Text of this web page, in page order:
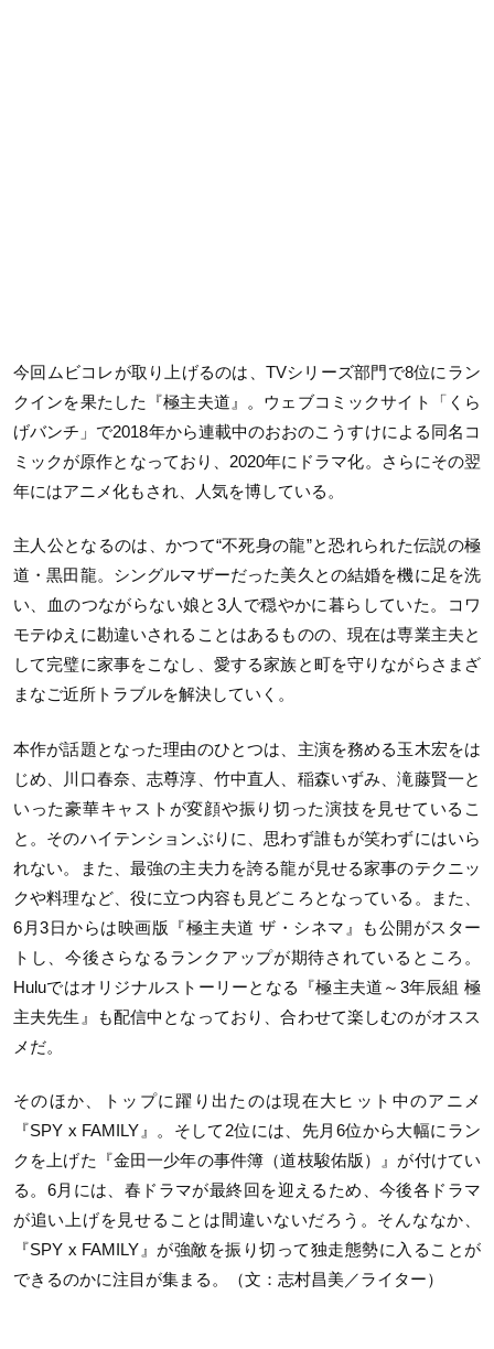
今回ムビコレが取り上げるのは、TVシリーズ部門で8位にラン
クインを果たした『極主夫道』。ウェブコミックサイト「くら
げバンチ」で2018年から連載中のおおのこうすけによる同名コ
ミックが原作となっており、2020年にドラマ化。さらにその翌
年にはアニメ化もされ、人気を博している。
主人公となるのは、かつて“不死身の龍”と恐れられた伝説の極
道・黒田龍。シングルマザーだった美久との結婚を機に足を洗
い、血のつながらない娘と3人で穏やかに暮らしていた。コワ
モテゆえに勘違いされることはあるものの、現在は専業主夫と
して完璧に家事をこなし、愛する家族と町を守りながらさまざ
まなご近所トラブルを解決していく。
本作が話題となった理由のひとつは、主演を務める玉木宏をは
じめ、川口春奈、志尊淳、竹中直人、稲森いずみ、滝藤賢一と
いった豪華キャストが変顔や振り切った演技を見せているこ
と。そのハイテンションぶりに、思わず誰もが笑わずにはいら
れない。また、最強の主夫力を誇る龍が見せる家事のテクニッ
クや料理など、役に立つ内容も見どころとなっている。また、
6月3日からは映画版『極主夫道 ザ・シネマ』も公開がスター
トし、今後さらなるランクアップが期待されているところ。
Huluではオリジナルストーリーとなる『極主夫道～3年辰組 極
主夫先生』も配信中となっており、合わせて楽しむのがオスス
メだ。
そのほか、トップに躍り出たのは現在大ヒット中のアニメ
『SPY x FAMILY』。そして2位には、先月6位から大幅にラン
クを上げた『金田一少年の事件簿（道枝駿佑版）』が付けてい
る。6月には、春ドラマが最終回を迎えるため、今後各ドラマ
が追い上げを見せることは間違いないだろう。そんななか、
『SPY x FAMILY』が強敵を振り切って独走態勢に入ることが
できるのかに注目が集まる。（文：志村昌美／ライター）